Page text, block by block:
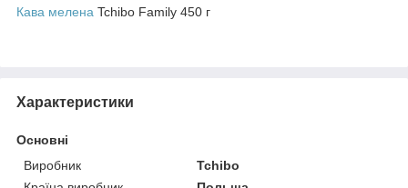
Кава мелена Tchibo Family 450 г
Характеристики
Основні
Виробник
Tchibo